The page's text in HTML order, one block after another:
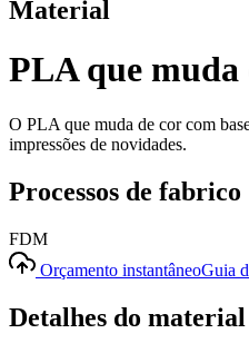
Material
PLA que muda
O PLA que muda de cor com
impressões de novidades.
Processos de fabrico
FDM
Orçamento instantâneoGuia
Detalhes do material